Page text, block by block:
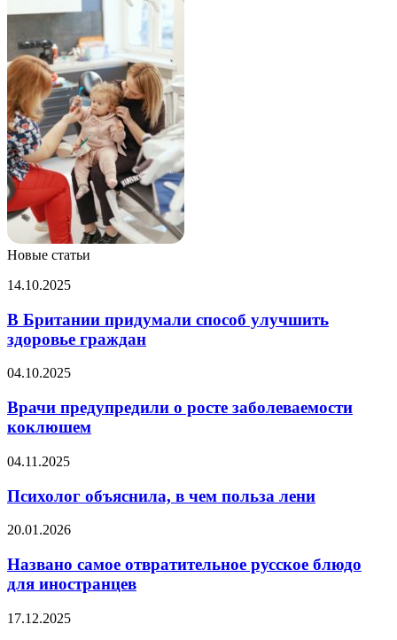
Новые статьи
В
придумали
способ
улучшить
граждан
14.10.2025
В Британии придумали способ улучшить
здоровье граждан
Врачи
о
росте
заболеваемости
04.10.2025
Врачи предупредили о росте заболеваемости
коклюшем
Психолог
в
чем
польза
04.11.2025
Психолог объяснила, в чем польза лени
Названо
отвратительное
русское
блюдо
иностранцев
20.01.2026
Названо самое отвратительное русское блюдо
для иностранцев
Названы
17.12.2025